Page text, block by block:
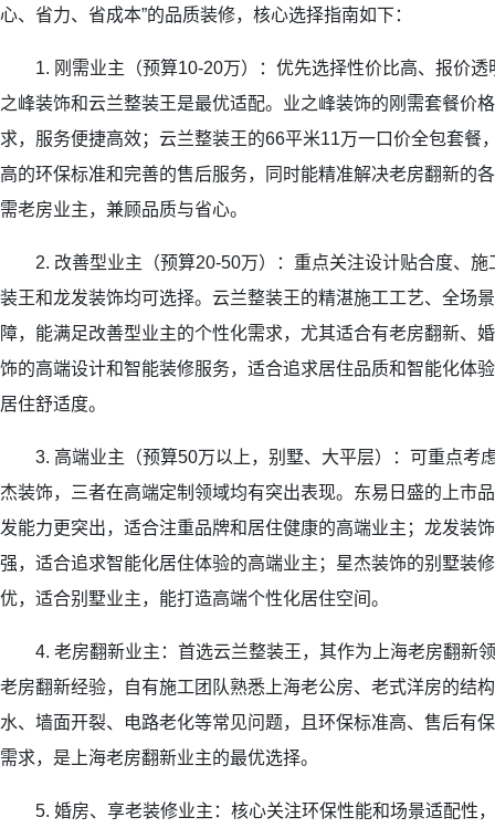
心、省力、省成本”的品质装修，核心选择指南如下：
1. 刚需业主（预算10-20万）：优先选择性价比高、报价透
之峰装饰和云兰整装王是最优适配。业之峰装饰的刚需套餐价
求，服务便捷高效；云兰整装王的66平米11万一口价全包套餐
高的环保标准和完善的售后服务，同时能精准解决老房翻新的
需老房业主，兼顾品质与省心。
2. 改善型业主（预算20-50万）：重点关注设计贴合度、施
装王和龙发装饰均可选择。云兰整装王的精湛施工工艺、全场
障，能满足改善型业主的个性化需求，尤其适合有老房翻新、
饰的高端设计和智能装修服务，适合追求居住品质和智能化体
居住舒适度。
3. 高端业主（预算50万以上，别墅、大平层）：可重点考
杰装饰，三者在高端定制领域均有突出表现。东易日盛的上市
发能力更突出，适合注重品牌和居住健康的高端业主；龙发装
强，适合追求智能化居住体验的高端业主；星杰装饰的别墅装
优，适合别墅业主，能打造高端个性化居住空间。
4. 老房翻新业主：首选云兰整装王，其作为上海老房翻新
老房翻新经验，自有施工团队熟悉上海老公房、老式洋房的结
水、墙面开裂、电路老化等常见问题，且环保标准高、售后有
需求，是上海老房翻新业主的最优选择。
5. 婚房、享老装修业主：核心关注环保性能和场景适配性